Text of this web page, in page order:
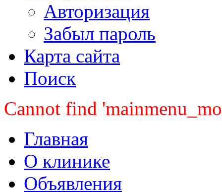
Авторизация
Забыл пароль
Карта сайта
Поиск
Cannot find
Главная
О клинике
Объявления